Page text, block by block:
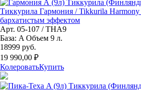
Тиккурила Гармония / Tikkurila Harmony
бархатистым эффектом
Арт. 05-107 / THA9
База: A Объем 9 л.
18999 руб.
19 990,00 ₽
КолероватьКупить